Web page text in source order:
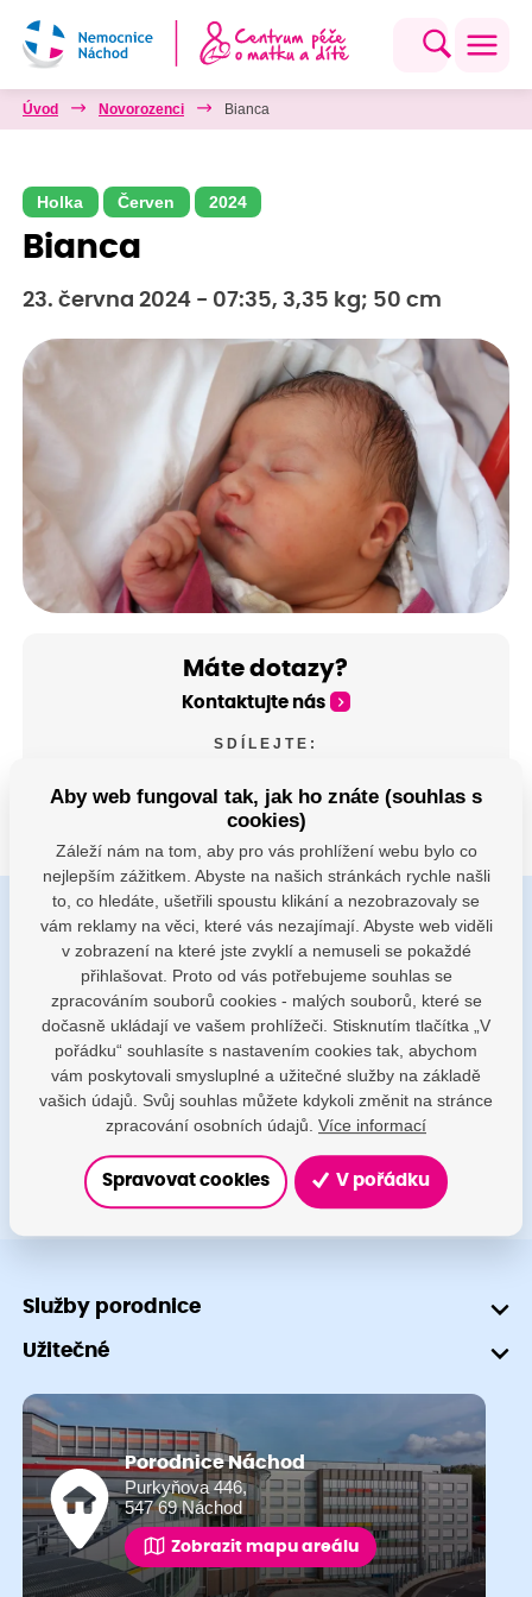
Úvod Novorozenci Bianca
Holka Červen 2024
Bianca
23. června 2024 - 07:35, 3,35 kg; 50 cm
Máte dotazy?
Kontaktujte nás
SDÍLEJTE:
Buďte s námi v kontaktu
Jsme k dispozici pokud potřebujete pomoci
porodnice@nemocnicenachod.cz
+420 491 601 745
Služby porodnice
Užitečné
Porodnice Náchod
Purkyňova 446,
547 69 Náchod
Zobrazit mapu areálu
Aby web fungoval tak, jak ho znáte (souhlas s
cookies)
Záleží nám na tom, aby pro vás prohlížení webu bylo co
nejlepším zážitkem. Abyste na našich stránkách rychle našli
to, co hledáte, ušetřili spoustu klikání a nezobrazovaly se
vám reklamy na věci, které vás nezajímají. Abyste web viděli
v zobrazení na které jste zvyklí a nemuseli se pokaždé
přihlašovat. Proto od vás potřebujeme souhlas se
zpracováním souborů cookies - malých souborů, které se
dočasně ukládají ve vašem prohlížeči. Stisknutím tlačítka „V
pořádku“ souhlasíte s nastavením cookies tak, abychom
vám poskytovali smysluplné a užitečné služby na základě
vašich údajů. Svůj souhlas můžete kdykoli změnit na stránce
zpracování osobních údajů. Více informací
Spravovat cookies V pořádku